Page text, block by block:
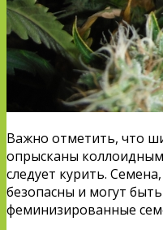
Важно отметить, что
опрысканы
следует курить.
безопасны и могут
феминизированные